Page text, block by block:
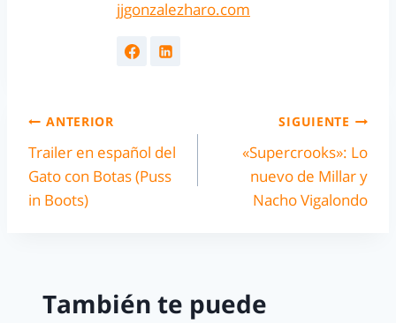
jjgonzalezharo.com
ANTERIOR
Trailer en español del
Gato con Botas (Puss
in Boots)
SIGUIENTE
«Supercrooks»: Lo
nuevo de Millar y
Nacho Vigalondo
También te puede